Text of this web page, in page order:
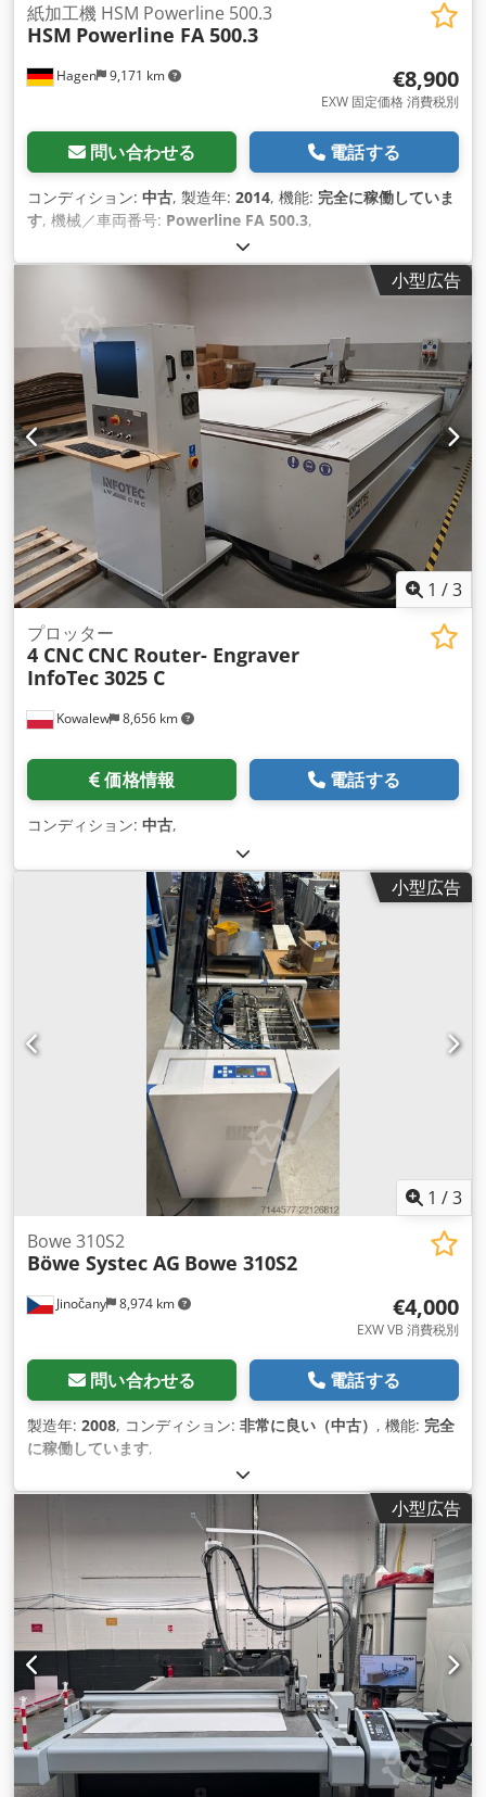
Hagen 9,171 km
紙加工機 HSM Powerline 500.3
HSM Powerline FA 500.3
€8,900
EXW 固定価格 消費税別
問い合わせる 電話する
コンディション: 中古, 製造年: 2014, 機能: 完全に稼働していま
す, 機械／車両番号: Powerline FA 500.3,
小型広告
1 /3
Kowalew 8,656 km
プロッター
4 CNC CNC Router- Engraver
InfoTec 3025 C
価格情報 電話する
コンディション: 中古,
小型広告
1 /3
Jinočany 8,974 km
Bowe 310S2
Böwe Systec AG Bowe 310S2
€4,000
EXW VB 消費税別
問い合わせる 電話する
製造年: 2008, コンディション: 非常に良い（中古） , 機能: 完全
に稼働しています,
小型広告